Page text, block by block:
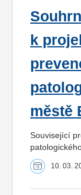
k
městě
Související
10. 03.